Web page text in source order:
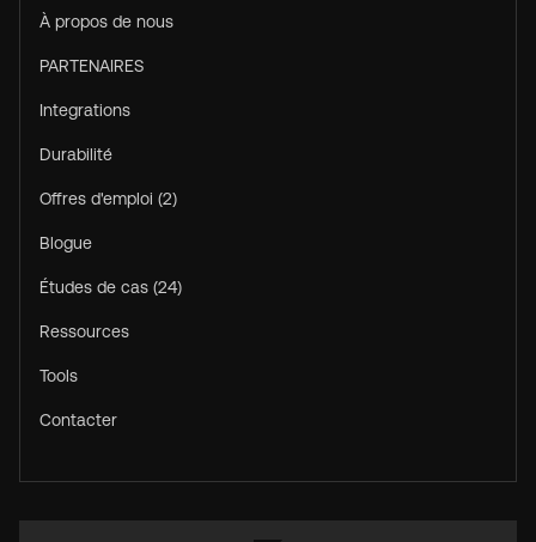
À propos de nous
PARTENAIRES
Integrations
Durabilité
Offres d'emploi (2)
Blogue
Études de cas (24)
Ressources
Tools
Contacter